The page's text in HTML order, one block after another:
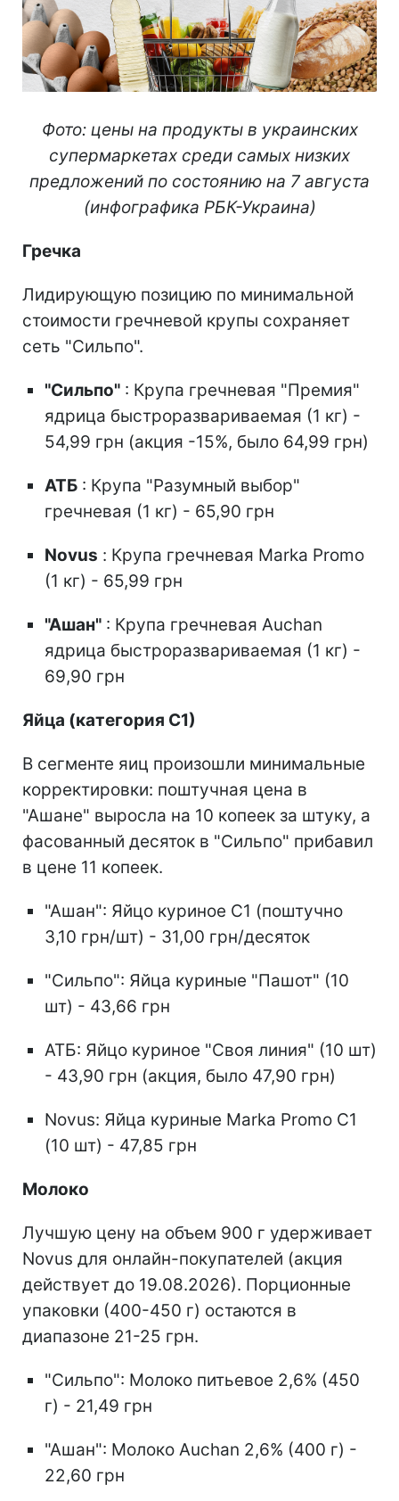
Фото: цены на продукты в украинских
супермаркетах среди самых низких
предложений по состоянию на 7 августа
(инфографика РБК-Украина)
Гречка
Лидирующую позицию по минимальной
стоимости гречневой крупы сохраняет
сеть "Сильпо".
"Сильпо" : Крупа гречневая "Премия"
ядрица быстроразвариваемая (1 кг) -
54,99 грн (акция -15%, было 64,99 грн)
АТБ : Крупа "Разумный выбор"
гречневая (1 кг) - 65,90 грн
Novus : Крупа гречневая Marka Promo
(1 кг) - 65,99 грн
"Ашан" : Крупа гречневая Auchan
ядрица быстроразвариваемая (1 кг) -
69,90 грн
Яйца (категория С1)
В сегменте яиц произошли минимальные
корректировки: поштучная цена в
"Ашане" выросла на 10 копеек за штуку, а
фасованный десяток в "Сильпо" прибавил
в цене 11 копеек.
"Ашан": Яйцо куриное С1 (поштучно
3,10 грн/шт) - 31,00 грн/десяток
"Сильпо": Яйца куриные "Пашот" (10
шт) - 43,66 грн
АТБ: Яйцо куриное "Своя линия" (10 шт)
- 43,90 грн (акция, было 47,90 грн)
Novus: Яйца куриные Marka Promo С1
(10 шт) - 47,85 грн
Молоко
Лучшую цену на объем 900 г удерживает
Novus для онлайн-покупателей (акция
действует до 19.08.2026). Порционные
упаковки (400-450 г) остаются в
диапазоне 21-25 грн.
"Сильпо": Молоко питьевое 2,6% (450
г) - 21,49 грн
"Ашан": Молоко Auchan 2,6% (400 г) -
22,60 грн